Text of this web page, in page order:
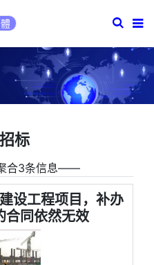
标
合3条信息――
设工程项目，补办
合同依然无效